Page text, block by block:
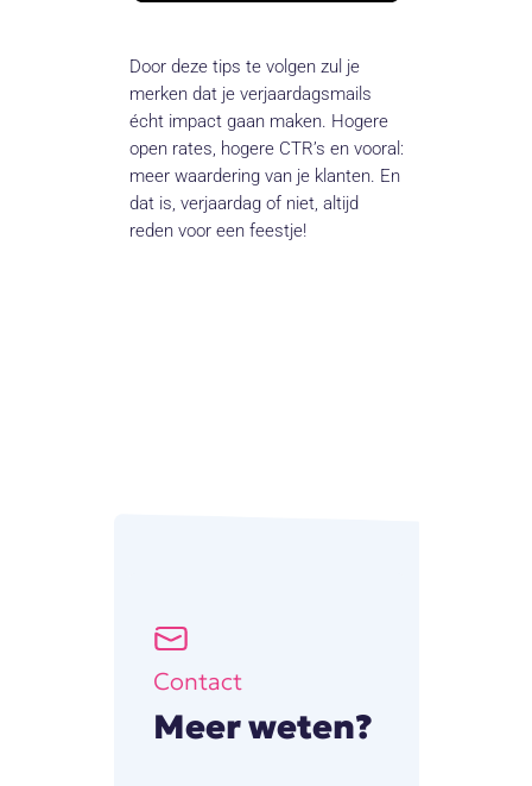
Door deze tips te volgen zul je
merken dat je verjaardagsmails
écht impact gaan maken. Hogere
open rates, hogere CTR’s en vooral:
meer waardering van je klanten. En
dat is, verjaardag of niet, altijd
reden voor een feestje!
Contact
Meer weten?